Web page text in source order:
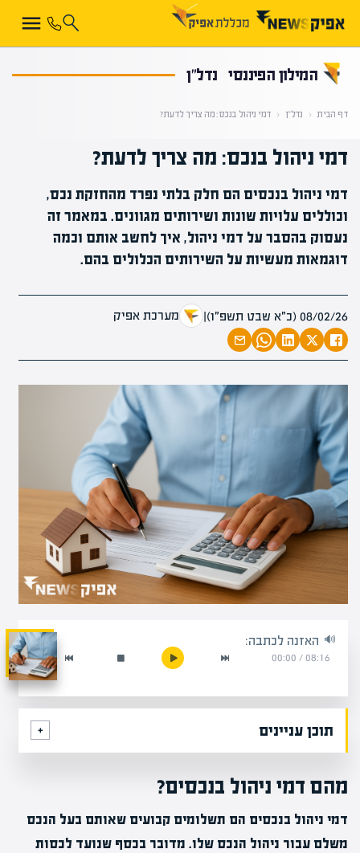
המילון הפיננסי נדל"ן
דף הבית ‹ נדל"ן ‹ דמי ניהול בנכס: מה צריך לדעת?
דמי ניהול בנכס: מה צריך לדעת?
דמי ניהול בנכסים הם חלק בלתי נפרד מהחזקת נכס,
וכוללים עלויות שונות ושירותים מגוונים. במאמר זה
נעסוק בהסבר על דמי ניהול, איך לחשב אותם וכמה
דוגמאות מעשיות על השירותים הכלולים בהם.
08/02/26 (כ״א שבט תשפ״ו) | מערכת אפיק
האזנה לכתבה:
08:16
/
00:00
תוכן עניינים
מהם דמי ניהול בנכסים?
דמי ניהול בנכסים הם תשלומים קבועים שאותם בעל הנכס
משלם עבור ניהול הנכס שלו. מדובר בכסף שנועד לכסות